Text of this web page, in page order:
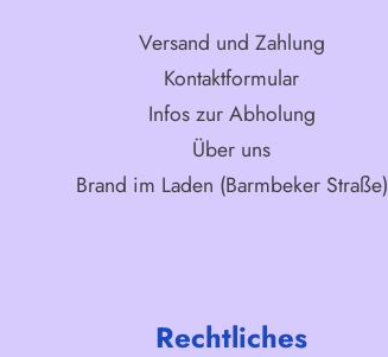
Versand und Zahlung
Kontaktformular
Infos zur Abholung
Über uns
Brand im Laden (Barmbeker Straße)
Rechtliches